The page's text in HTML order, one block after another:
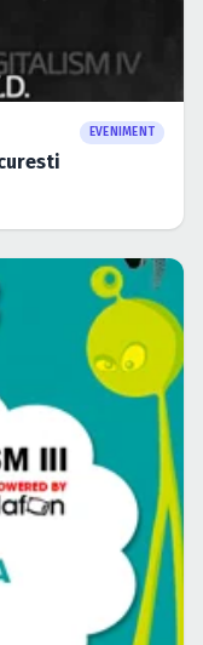
EVENIMENT